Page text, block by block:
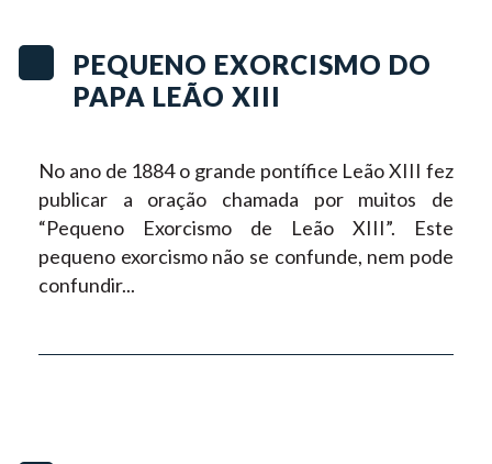
PEQUENO EXORCISMO DO
PAPA LEÃO XIII
No ano de 1884 o grande pontífice Leão XIII fez
publicar a oração chamada por muitos de
“Pequeno Exorcismo de Leão XIII”. Este
pequeno exorcismo não se confunde, nem pode
confundir...